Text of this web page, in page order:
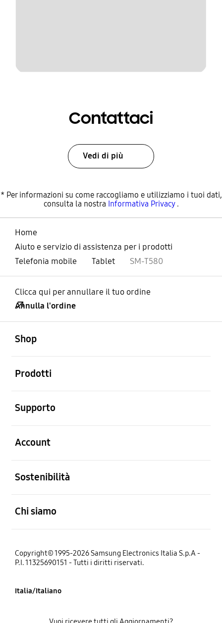
Contattaci
Vedi di più
* Per informazioni su come raccogliamo e utilizziamo i tuoi dati,
consulta la nostra Informativa Privacy.
Home
Aiuto e servizio di assistenza per i prodotti
Telefonia mobile
Tablet SM-T580
Clicca qui per annullare il tuo ordine
Annulla l'ordine
Shop
Prodotti
Supporto
Account
Sostenibilità
Chi siamo
Copyright© 1995-2026 Samsung Electronics Italia S.p.A -
P.I. 11325690151 - Tutti i diritti riservati.
Italia/Italiano